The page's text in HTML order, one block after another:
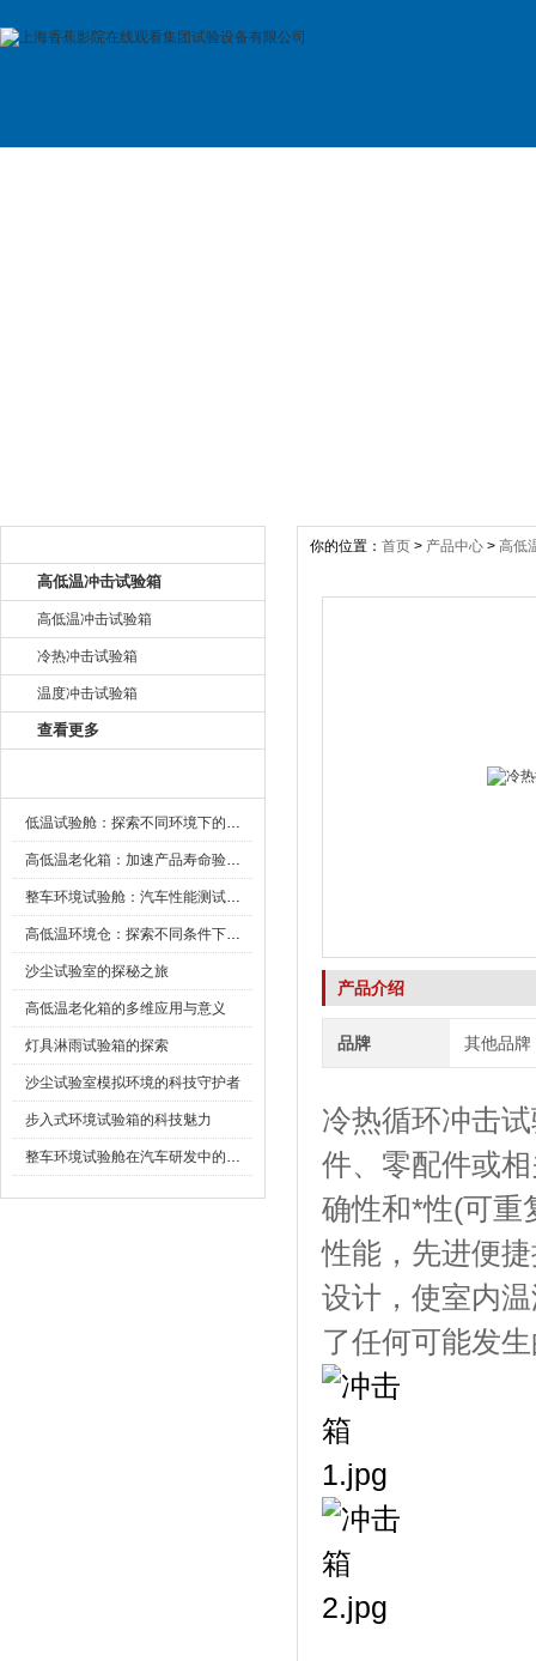
高低温冲击试验箱
高低温冲击试验箱
冷热冲击试验箱
温度冲击试验箱
查看更多
低温试验舱：探索不同环境下的科技边界
高低温老化箱：加速产品寿命验证的可靠伙伴
整车环境试验舱：汽车性能测试的设备
高低温环境仓：探索不同条件下的科学奥秘
沙尘试验室的探秘之旅
高低温老化箱的多维应用与意义
灯具淋雨试验箱的探索
沙尘试验室模拟环境的科技守护者
步入式环境试验箱的科技魅力
整车环境试验舱在汽车研发中的作用
你的位置： 首页 > 产品中心 > 高低
产品介绍
品牌 其他品牌
冷热循环冲击试
件、零配件或
确性和*性(可重
性能，先进便
设计，使室内
了任何可能发生